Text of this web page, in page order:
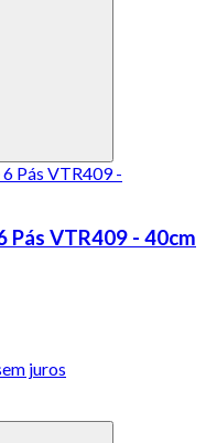
Pás VTR409 - 40cm
juros